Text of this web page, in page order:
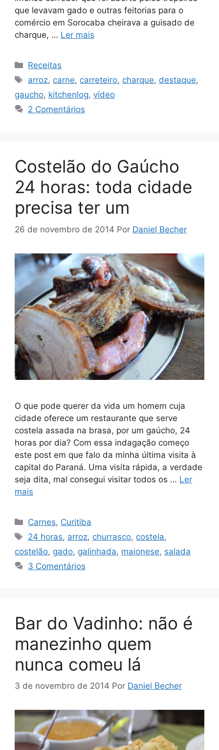
que levavam gado e outras feitorias para o
comércio em Sorocaba cheirava a guisado de
charque, … Ler mais
Categorias
Receitas
Tags
arroz, carne, carreteiro, charque, destaque,
gaucho, kitchenlog, vídeo
2 Comentários
Costelão do Gaúcho
24 horas: toda cidade
precisa ter um
26 de novembro de 2014 Por Daniel Becher
O que pode querer da vida um homem cuja
cidade oferece um restaurante que serve
costela assada na brasa, por um gaúcho, 24
horas por dia? Com essa indagação começo
este post em que falo da minha última visita à
capital do Paraná. Uma visita rápida, a verdade
seja dita, mal consegui visitar todos os … Ler
mais
Categorias
Carnes, Curitiba
Tags
24 horas, arroz, churrasco, costela,
costelão, gado, galinhada, maionese, salada
3 Comentários
Bar do Vadinho: não é
manezinho quem
nunca comeu lá
3 de novembro de 2014 Por Daniel Becher